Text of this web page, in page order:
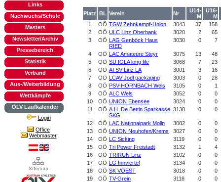
Links
Nachwuchs/Schule
Masters
Newsletter/Archiv
Pressebereich
Statistik
Verband
Aus-/Weiterbildung
Wettkämpfe
ÖLV Laufkalender
Login
Office
Webmaster
Platz BL Verein Nr
U14-
M
U16-
M
1
OÖ TGW Zehnkampf-Union 3043 37
158
2
OÖ ULC Linz Oberbank 3020 2
65
3
OÖ LAG Genböck Haus
RIED
3030 0 7
4 OÖ LAC Amateure Steyr 3075 13
48
5
OÖ SU IGLA long life 3068 7
23
6
OÖ ATSV Linz LA 3001 3
16
7
OÖ LCAV Jodl packaging 3003 0
28
8
OÖ PSV-HORNBACH Wels 3105 0
1
9
OÖ ALC Wels 3052 0
0
10
OÖ UNION Ebensee 3024 0
0
11
OÖ A.H. De Bettin Sparkasse
SKG
3130 0 0
12 OÖ LAC Nationalpark Molln 3082 0
0
13
OÖ UNION Neuhofen/Krems 3027 0
0
14
OÖ LC Sicking 3119 0
0
15
OÖ Tri Power Freistadt 3132 1
4
16
OÖ TRIRUN Linz 3102 0
0
17
OÖ LG Innviertel 3134 0
0
18
OÖ SK VÖEST 3018 0
0
19
OÖ TV-Grein 3118 0
0